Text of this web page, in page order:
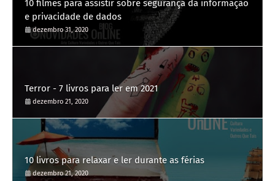
10 filmes para assistir sobre segurança da informação
e privacidade de dados
dezembro 31, 2020
Terror - 7 livros para ler em 2021
dezembro 21, 2020
10 livros para relaxar e ler durante as férias
dezembro 21, 2020